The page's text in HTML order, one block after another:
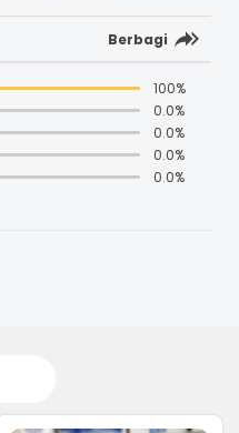
Berbagi
100%
0.0%
0.0%
0.0%
0.0%